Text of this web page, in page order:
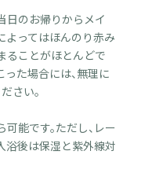
日のお帰りからメイ
よってはほんのり赤み
ることがほとんどで
た場合には、無理に
さい。
能です。ただし、レー
浴後は保湿と紫外線対